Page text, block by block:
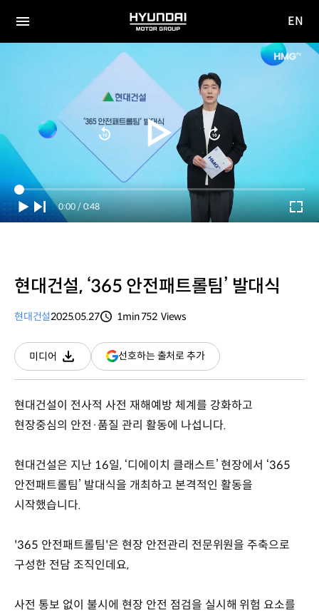
전체
HYUNDAI
MOTOR
GROUP
사이
EN
Current
Time
0:00 / Duration
0:48
현대건설, ‘365 안전패트롤팀’ 발대식
현대건설2025.05.27
1min752 Views
미디어
다운로드
선호하는 출처로 추가(새
창
현대건설이 전사적 사전 재해예방 체계를 강화하고
현장중심의 안전·품질 관리 활동에 나섭니다.
현대건설은 지난 16일, ‘디에이치 클래스트’ 현장에서 ‘365
안전패트롤팀’ 발대식을 개최하고 본격적인 활동을
시작했습니다.
'365 안전패트롤팀'은 현장 안전관리 전문위원을 주축으로
구성한 전담 조직인데요,
사전 통보 없이 불시에 현장 안전 점검을 실시해 위험 요소를